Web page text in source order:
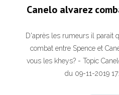
Canelo alvarez
D'après les rumeurs il parait
combat entre Spence et
vous les kheys? - Topic
du 09-11-2019